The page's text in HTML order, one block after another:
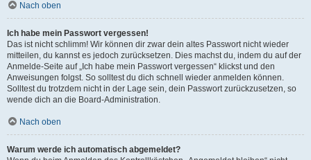
Nach oben
Ich habe mein Passwort vergessen!
Das ist nicht schlimm! Wir können dir zwar dein altes Passwort nicht wieder
mitteilen, du kannst es jedoch zurücksetzen. Dies machst du, indem du auf der
Anmelde-Seite auf „Ich habe mein Passwort vergessen“ klickst und den
Anweisungen folgst. So solltest du dich schnell wieder anmelden können.
Solltest du trotzdem nicht in der Lage sein, dein Passwort zurückzusetzen, so
wende dich an die Board-Administration.
Nach oben
Warum werde ich automatisch abgemeldet?